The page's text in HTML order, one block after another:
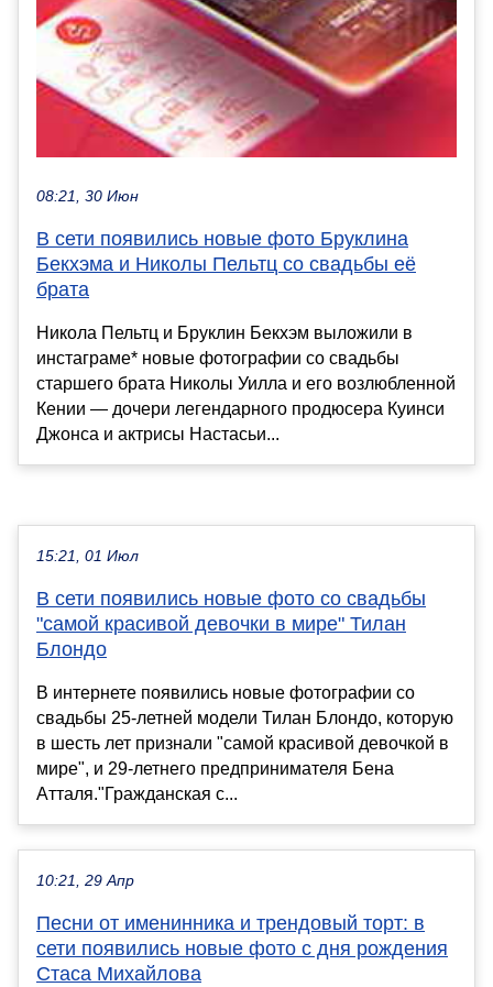
08:21, 30 Июн
В сети появились новые фото Бруклина
Бекхэма и Николы Пельтц со свадьбы её
брата
Никола Пельтц и Бруклин Бекхэм выложили в
инстаграме* новые фотографии со свадьбы
старшего брата Николы Уилла и его возлюбленной
Кении — дочери легендарного продюсера Куинси
Джонса и актрисы Настасьи...
15:21, 01 Июл
В сети появились новые фото со свадьбы
"самой красивой девочки в мире" Тилан
Блондо
В интернете появились новые фотографии со
свадьбы 25-летней модели Тилан Блондо, которую
в шесть лет признали "самой красивой девочкой в
мире", и 29-летнего предпринимателя Бена
Атталя."Гражданская с...
10:21, 29 Апр
Песни от именинника и трендовый торт: в
сети появились новые фото с дня рождения
Стаса Михайлова